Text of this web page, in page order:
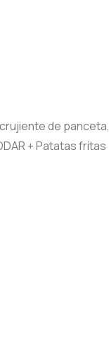
de panceta,
+ Patatas fritas